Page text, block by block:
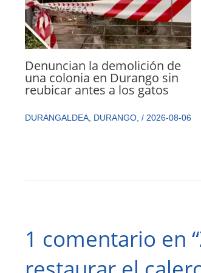
Denuncian la demolición de
una colonia en Durango sin
reubicar antes a los gatos
DURANGALDEA, DURANGO, / 2026-08-06
1 comentario en